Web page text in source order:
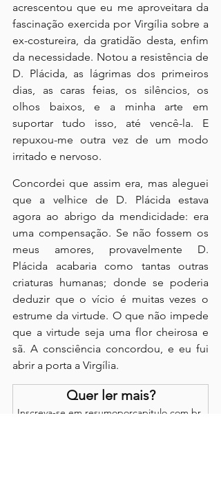
acrescentou que eu me aproveitara da
fascinação exercida por Virgília sobre a
ex-costureira, da gratidão desta, enfim
da necessidade. Notou a resistência de
D. Plácida, as lágrimas dos primeiros
dias, as caras feias, os silêncios, os
olhos baixos, e a minha arte em
suportar tudo isso, até vencê-la. E
repuxou-me outra vez de um modo
irritado e nervoso.
Concordei que assim era, mas aleguei
que a velhice de D. Plácida estava
agora ao abrigo da mendicidade: era
uma compensação. Se não fossem os
meus amores, provavelmente D.
Plácida acabaria como tantas outras
criaturas humanas; donde se poderia
deduzir que o vício é muitas vezes o
estrume da virtude. O que não impede
que a virtude seja uma flor cheirosa e
sã. A consciência concordou, e eu fui
abrir a porta a Virgília.
Quer ler mais?
Inscreva-se em resumoporcapitulo.com.br